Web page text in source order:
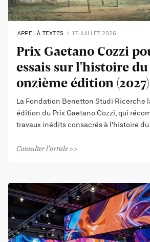
APPEL À TEXTES 17 JUILLET 2026
Prix Gaetano Cozzi
essais sur l'histoire
onzième édition (2027)
La Fondation Benetton Studi Ricerche
édition du Prix Gaetano Cozzi, qui
travaux inédits consacrés à l'histoire du
Consulter l'article